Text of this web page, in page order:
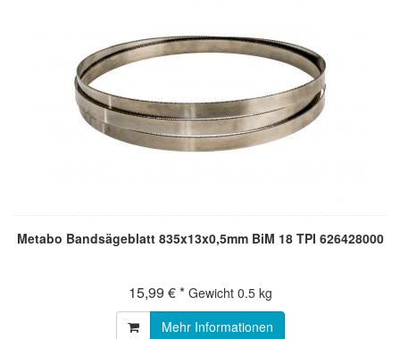
Metabo Bandsägeblatt 835x13x0,5mm BiM 18 TPI 626428000
15,99 € * Gewicht 0.5 kg
Mehr Informationen